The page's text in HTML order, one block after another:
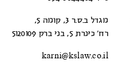
מגדל ב.ס.ר 3, קומה 5,
רח’ כינרת 5, בני ברק 5120109
karni@kslaw.co.il